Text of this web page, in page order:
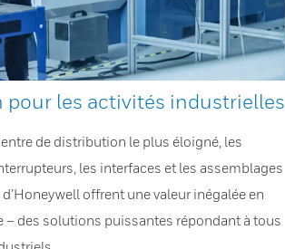
pour les activités industrielles
de distribution le plus éloigné, les
les interfaces et les assemblages
offrent une valeur inégalée en
– des solutions puissantes répondant à tous